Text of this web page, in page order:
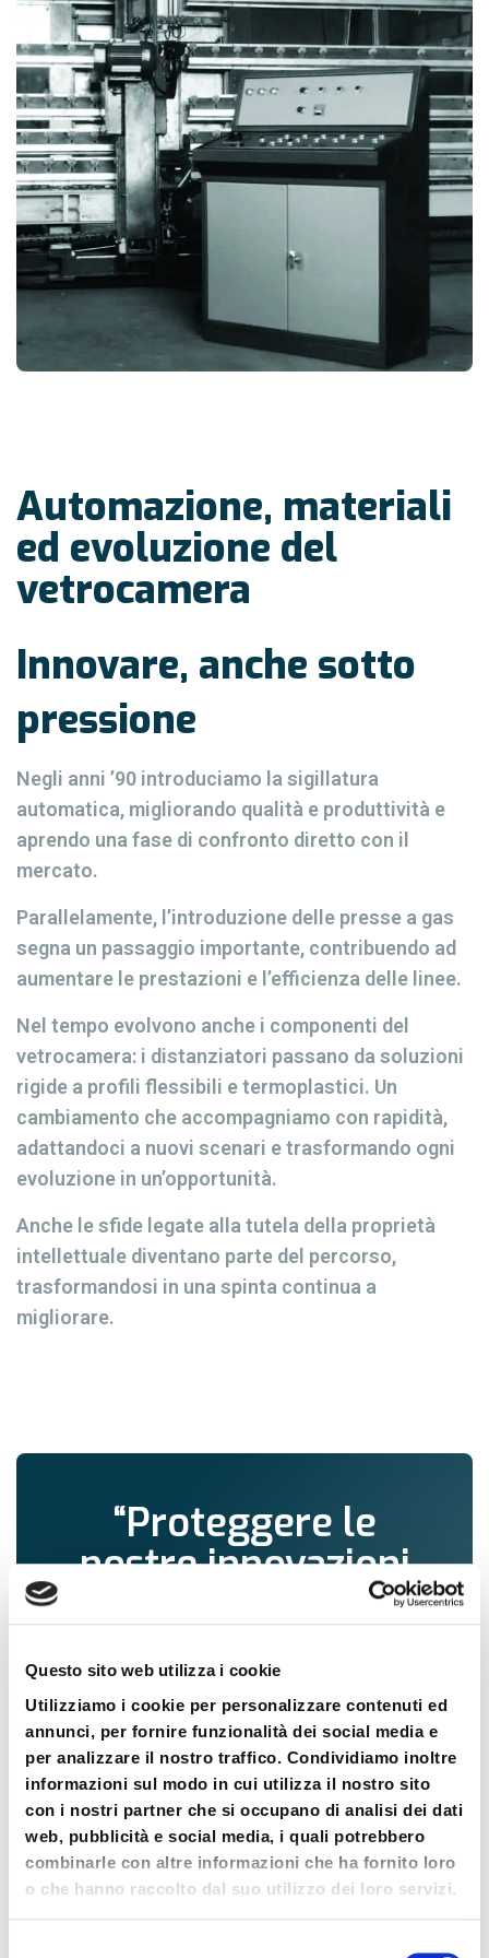
Questo sito web utilizza i cookie
Utilizziamo i cookie per personalizzare contenuti ed
annunci, per fornire funzionalità dei social media e
per analizzare il nostro traffico. Condividiamo inoltre
informazioni sul modo in cui utilizza il nostro sito
con i nostri partner che si occupano di analisi dei dati
web, pubblicità e social media, i quali potrebbero
combinarle con altre informazioni che ha fornito loro
o che hanno raccolto dal suo utilizzo dei loro servizi.
Automazione, materiali
ed evoluzione del
vetrocamera
Innovare, anche sotto
pressione
Negli anni ’90 introduciamo la sigillatura
automatica, migliorando qualità e produttività e
aprendo una fase di confronto diretto con il
mercato.
Parallelamente, l’introduzione delle presse a gas
segna un passaggio importante, contribuendo ad
aumentare le prestazioni e l’efficienza delle linee.
Nel tempo evolvono anche i componenti del
vetrocamera: i distanziatori passano da soluzioni
rigide a profili flessibili e termoplastici. Un
cambiamento che accompagniamo con rapidità,
adattandoci a nuovi scenari e trasformando ogni
evoluzione in un’opportunità.
Anche le sfide legate alla tutela della proprietà
intellettuale diventano parte del percorso,
trasformandosi in una spinta continua a
migliorare.
“Proteggere le
nostre innovazioni
è stato un nostro
Fortunato Vianello – Fondatore di Forel
Anticipare il mercato -
1996